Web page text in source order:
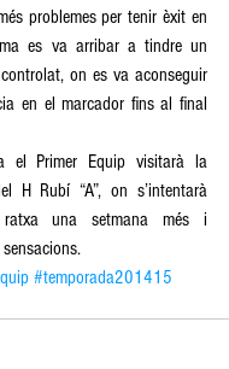
problemes per tenir èxit en
es va arribar a tindre un
on es va aconseguir
en el marcador fins al final
el Primer Equip visitarà la
H Rubí “A”, on s’intentarà
una setmana més i
#temporada201415